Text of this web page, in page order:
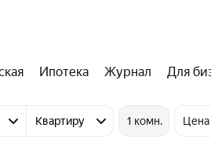
Ипотека Журнал Для
Квартиру 1 комн. Цена